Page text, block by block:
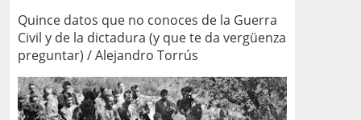
Quince datos que no conoces de la Guerra
Civil y de la dictadura (y que te da vergüenza
preguntar) / Alejandro Torrús